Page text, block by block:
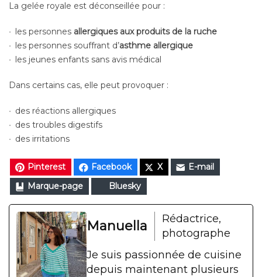
La gelée royale est déconseillée pour :
les personnes allergiques aux produits de la ruche
les personnes souffrant d’asthme allergique
les jeunes enfants sans avis médical
Dans certains cas, elle peut provoquer :
des réactions allergiques
des troubles digestifs
des irritations
Pinterest Facebook X
E-mail
Marque-page
Bluesky
Manuella
Rédactrice,
photographe
Je suis passionnée de cuisine
depuis maintenant plusieurs